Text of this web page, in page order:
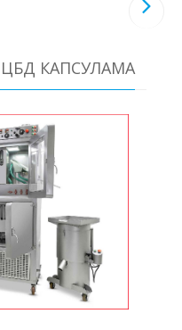
КАПСУЛАМА